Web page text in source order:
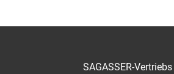
SAGASSER-